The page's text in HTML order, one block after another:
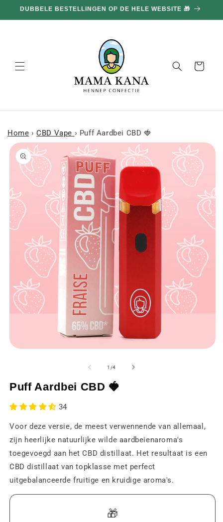
doorgaan
naar
DUBBELE BESTELLINGEN OP DE HELE WEBSITE 🎁
Mand
Home › CBD Vape › Puff Aardbei CBD 🍓
naar
een
modaal
1 /van
4
Puff Aardbei CBD 🍓
34
Voor deze versie, de meest verwennende van allemaal,
zijn heerlijke natuurlijke wilde aardbeienaroma's
toegevoegd aan het CBD distillaat. Het resultaat is een
CBD distillaat van topklasse met perfect
uitgebalanceerde fruitige en kruidige aroma's.
🎁